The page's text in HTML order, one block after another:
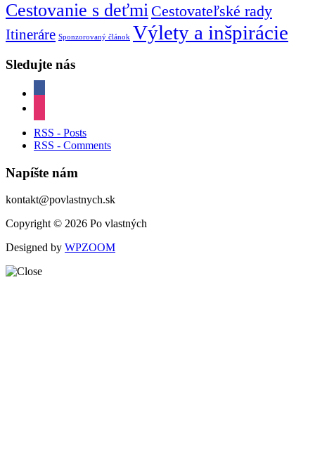
Cestovanie s deťmi Cestovateľské rady
Itineráre Sponzorovaný článok Výlety a inšpirácie
Sledujte nás
RSS - Posts
RSS - Comments
Napíšte nám
kontakt@povlastnych.sk
Copyright © 2026 Po vlastných
Designed by WPZOOM